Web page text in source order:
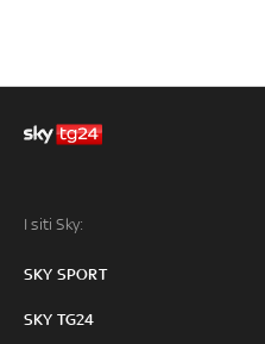
I siti Sky:
SKY SPORT
SKY TG24